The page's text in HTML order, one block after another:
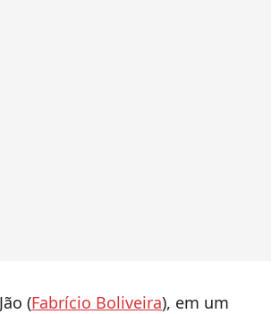
(Fabrício Boliveira), em um